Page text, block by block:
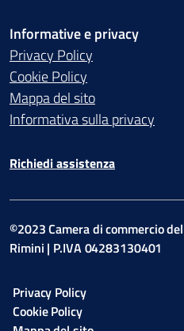
Informative e privacy
Privacy Policy
Cookie Policy
Mappa del sito
Informativa sulla privacy
Richiedi assistenza
©2023 Camera di commercio
Rimini | P.IVA 04283130401
Privacy Policy
Cookie Policy